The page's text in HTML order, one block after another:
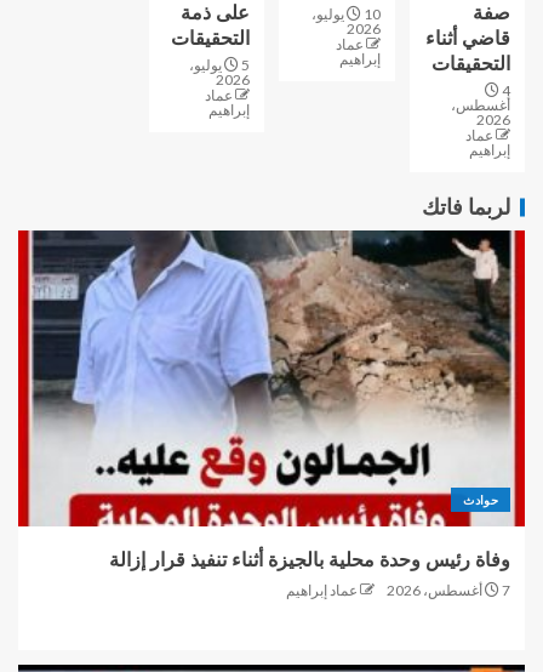
صفة
قاضي أثناء
التحقيقات
4
أغسطس،
2026
عماد
إبراهيم
10 يوليو،
2026
عماد
إبراهيم
على ذمة
التحقيقات
5 يوليو،
2026
عماد
إبراهيم
لربما فاتك
حوادث
وفاة رئيس وحدة محلية بالجيزة أثناء تنفيذ قرار إزالة
7 أغسطس، 2026 عماد إبراهيم